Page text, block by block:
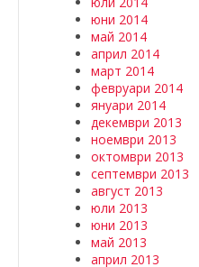
юни 2014
май 2014
април 2014
март 2014
февруари 2014
януари 2014
декември 2013
ноември 2013
октомври 2013
септември 2013
август 2013
юли 2013
юни 2013
май 2013
април 2013